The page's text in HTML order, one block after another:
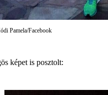
Pamela/Facebook
képet is posztolt: